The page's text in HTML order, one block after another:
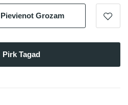
Pievienot Grozam
Pirk Tagad